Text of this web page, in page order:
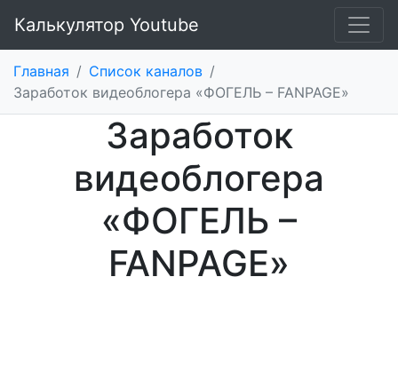
Калькулятор Youtube
Главная / Список каналов /
Заработок видеоблогера «ФОГЕЛЬ – FANPAGE»
Заработок
видеоблогера
«ФОГЕЛЬ –
FANPAGE»